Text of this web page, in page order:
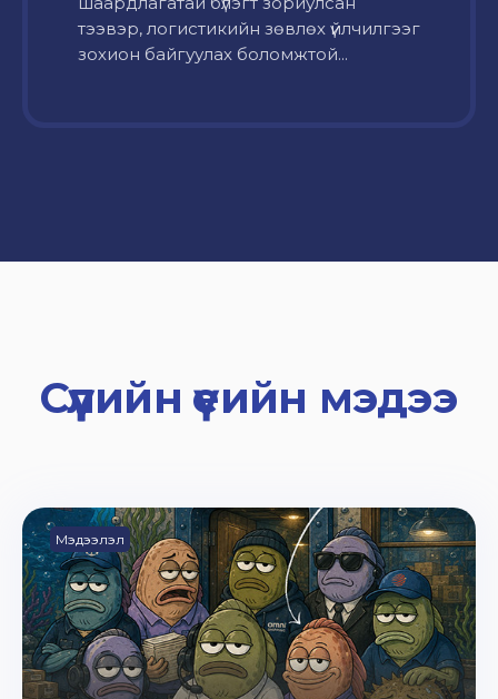
тээвэр, логистикийн зөвлөх үйлчилгээг
зохион байгуулах боломжтой...
Сүүлийн үеийн мэдээ
Мэдээлэл